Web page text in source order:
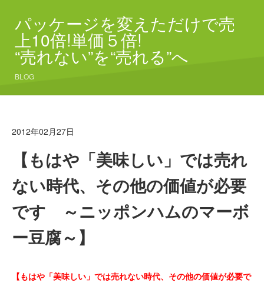
パッケージを変えただけで売
上10倍!単価５倍!
“売れない”を“売れる”へ
BLOG
2012年02月27日
【もはや「美味しい」では売れ
ない時代、その他の価値が必要
です ～ニッポンハムのマーボ
ー豆腐～】
【もはや「美味しい」では売れない時代、その他の価値が必要で